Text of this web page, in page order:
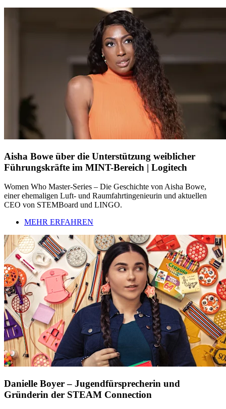
Aisha Bowe über die Unterstützung weiblicher
Führungskräfte im MINT-Bereich | Logitech
Women Who Master-Series – Die Geschichte von Aisha Bowe,
einer ehemaligen Luft- und Raumfahrtingenieurin und aktuellen
CEO von STEMBoard und LINGO.
MEHR ERFAHREN
Danielle Boyer – Jugendfürsprecherin und
Gründerin der STEAM Connection